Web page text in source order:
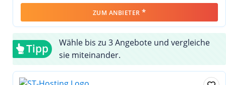
ZUM ANBIETER *
Tipp
Wähle bis zu 3 Angebote und vergleiche
sie miteinander.